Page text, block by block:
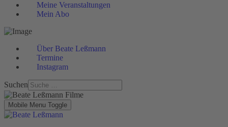
Meine Veranstaltungen
Mein Abo
Über Beate Leßmann
Termine
Instagram
Suchen
Mobile Menu Toggle